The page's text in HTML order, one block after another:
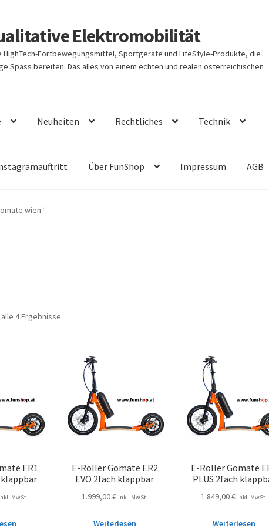
Elektromobilität
Fortbewegungsmittel, Sportgeräte und LifeStyle-Produkte, die
Spass bereiten. Das alles von einem echten und realen österreichischen
Neuheiten Rechtliches Technik
Über FunShop Impressum AGB
wien“
4 Ergebnisse
ER1
klappbar
MwSt.
E-Roller Gomate ER2
EVO 2fach klappbar
1.999,00€ inkl. MwSt.
Weiterlesen
E-Roller Gomate
PLUS 2fach
1.849,00€ inkl. MwSt.
Weiterlesen